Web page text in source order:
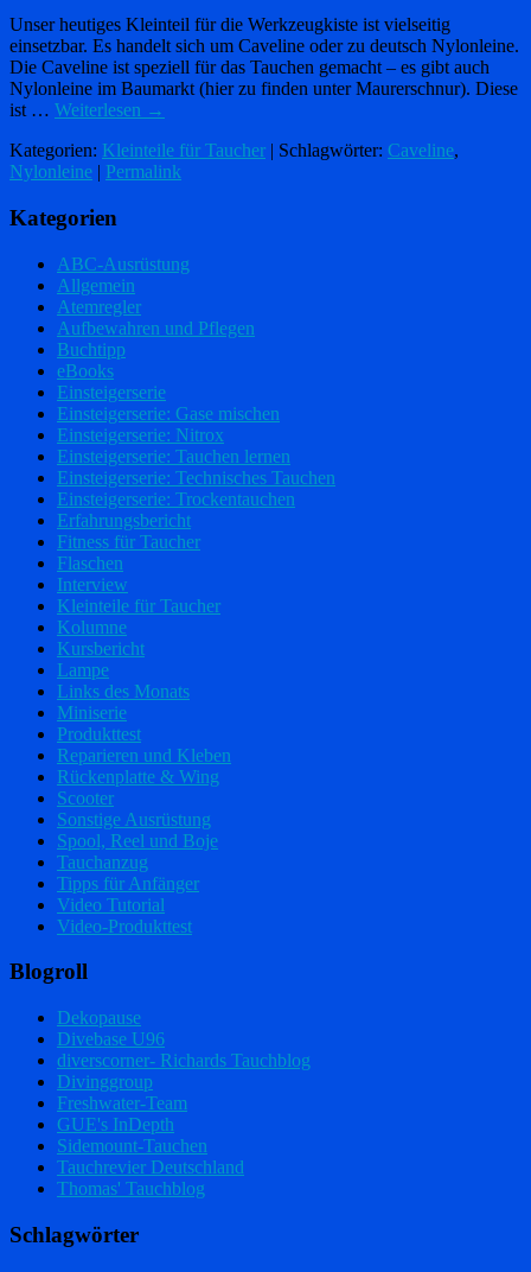
Unser heutiges Kleinteil für die Werkzeugkiste ist vielseitig
einsetzbar. Es handelt sich um Caveline oder zu deutsch Nylonleine.
Die Caveline ist speziell für das Tauchen gemacht – es gibt auch
Nylonleine im Baumarkt (hier zu finden unter Maurerschnur). Diese
ist … Weiterlesen →
Kategorien: Kleinteile für Taucher | Schlagwörter: Caveline,
Nylonleine | Permalink
Kategorien
ABC-Ausrüstung
Allgemein
Atemregler
Aufbewahren und Pflegen
Buchtipp
eBooks
Einsteigerserie
Einsteigerserie: Gase mischen
Einsteigerserie: Nitrox
Einsteigerserie: Tauchen lernen
Einsteigerserie: Technisches Tauchen
Einsteigerserie: Trockentauchen
Erfahrungsbericht
Fitness für Taucher
Flaschen
Interview
Kleinteile für Taucher
Kolumne
Kursbericht
Lampe
Links des Monats
Miniserie
Produkttest
Reparieren und Kleben
Rückenplatte & Wing
Scooter
Sonstige Ausrüstung
Spool, Reel und Boje
Tauchanzug
Tipps für Anfänger
Video Tutorial
Video-Produkttest
Blogroll
Dekopause
Divebase U96
diverscorner- Richards Tauchblog
Divinggroup
Freshwater-Team
GUE's InDepth
Sidemount-Tauchen
Tauchrevier Deutschland
Thomas' Tauchblog
Schlagwörter